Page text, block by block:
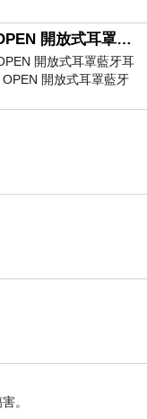
開箱｜JLab Jbuds OPEN 開放式耳罩藍牙耳機 - 設計美學，輕巧、透氣、環境音全物理達成！
開放式耳罩藍牙耳
開放式耳罩藍牙
得喜愛美型工
。